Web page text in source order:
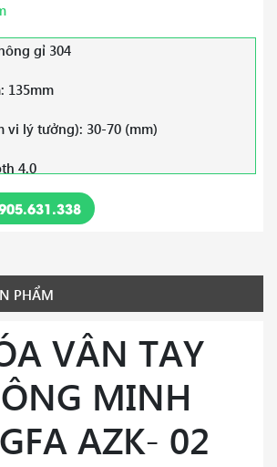
gỉ 304
135mm
vi lý tưởng): 30-70 (mm)
4.0
hỗ trợ: iOS 7.0 trở lên, Android 4.4 trở
lần mở khóa (trong khoảng 6-
4 pin kiềm 1,5V AAA
Vân tay, Mã, Thẻ từ, Khóa cơ,
PHẨM
VÂN TAY
MINH
AZK- 02